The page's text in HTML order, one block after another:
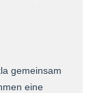
gemeinsam
eine